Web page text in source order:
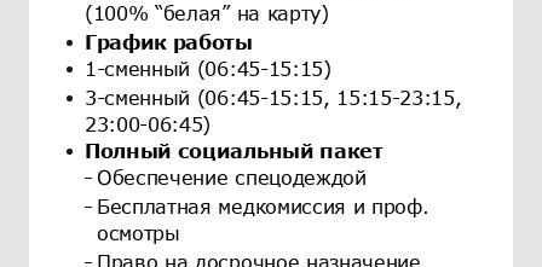
(100% “белая” на карту)
График работы
1-сменный (06:45-15:15)
3-сменный (06:45-15:15, 15:15-23:15,
23:00-06:45)
Полный социальный пакет
Обеспечение спецодеждой
Бесплатная медкомиссия и проф.
осмотры
Право на досрочное назначение